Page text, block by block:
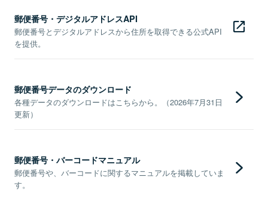
郵便番号・デジタルアドレスAPI
郵便番号とデジタルアドレスから住所を取得できる公式API
を提供。
郵便番号データのダウンロード
各種データのダウンロードはこちらから。（2026年7月31日
更新）
郵便番号・バーコードマニュアル
郵便番号や、バーコードに関するマニュアルを掲載していま
す。